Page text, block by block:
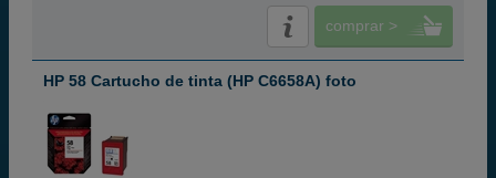
comprar >
HP 58 Cartucho de tinta (HP C6658A) foto